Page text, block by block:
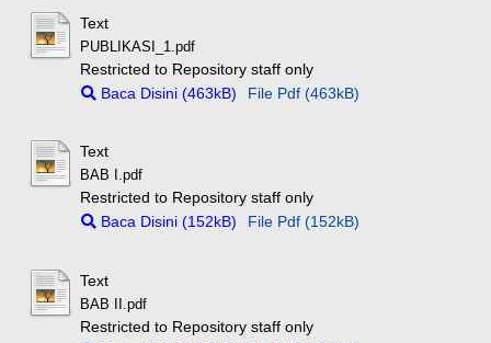
Text
PUBLIKASI_1.pdf
Restricted to Repository staff only
Baca Disini (463kB)
File Pdf (463kB)
Text
BAB I.pdf
Restricted to Repository staff only
Baca Disini (152kB)
File Pdf (152kB)
Text
BAB II.pdf
Restricted to Repository staff only